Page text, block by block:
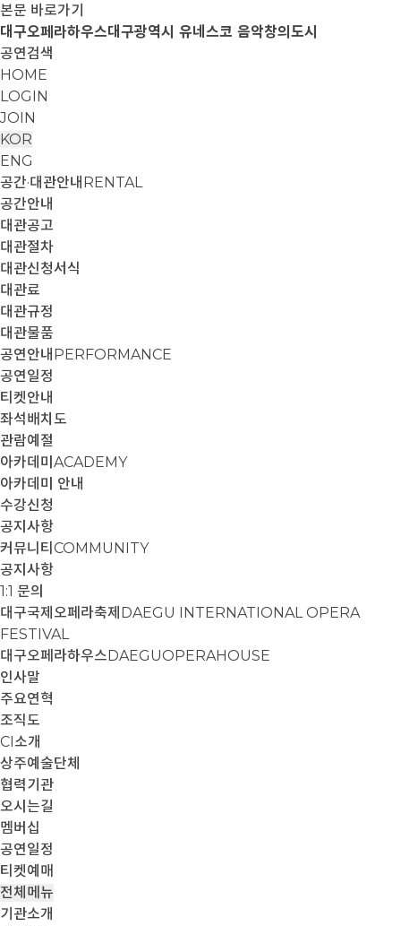
본문 바로가기
대구오페라하우스대구광역시 유네스코 음악창의도시
공연검색
HOME
LOGIN
JOIN
KOR
ENG
공간·대관안내 RENTAL
공간안내
대관공고
대관절차
대관신청서식
대관료
대관규정
대관물품
공연안내 PERFORMANCE
공연일정
티켓안내
좌석배치도
관람예절
아카데미 ACADEMY
아카데미 안내
수강신청
공지사항
커뮤니티 COMMUNITY
공지사항
1:1 문의
대구국제오페라축제 DAEGU INTERNATIONAL OPERA
FESTIVAL
대구오페라하우스DAEGUOPERAHOUSE
인사말
주요연혁
조직도
CI소개
상주예술단체
협력기관
오시는길
멤버십
공연일정
티켓예매
전체메뉴
기관소개